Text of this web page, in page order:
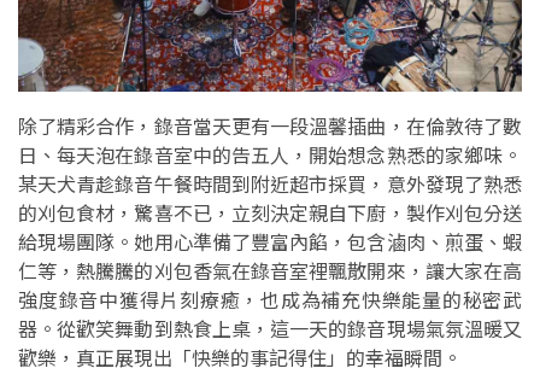
除了精彩合作，錄音當天更有一段溫馨插曲，在倫敦待了數
日、每天泡在錄音室中的告五人，開始想念熟悉的家鄉味。
某天犬青趁錄音午餐時間到附近超市採買，意外發現了熟悉
的刈包食材，驚喜不已，立刻決定親自下廚，製作刈包分送
給現場團隊。她用心準備了豐富內餡，包含滷肉、煎蛋、蝦
仁等，熱騰騰的刈包香氣在錄音室裡飄散開來，讓大家在高
強度錄音中獲得片刻療癒，也成為補充快樂能量的秘密武
器。從歡笑舞動到熱食上桌，這一天的錄音現場氣氛溫暖又
歡樂，真正展現出「快樂的事記得住」的幸福瞬間。